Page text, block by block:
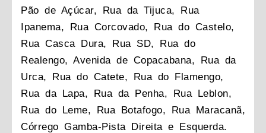
Pão de Açúcar, Rua da Tijuca, Rua
Ipanema, Rua Corcovado, Rua do Castelo,
Rua Casca Dura, Rua SD, Rua do
Realengo, Avenida de Copacabana, Rua da
Urca, Rua do Catete, Rua do Flamengo,
Rua da Lapa, Rua da Penha, Rua Leblon,
Rua do Leme, Rua Botafogo, Rua Maracanã,
Córrego Gamba-Pista Direita e Esquerda.